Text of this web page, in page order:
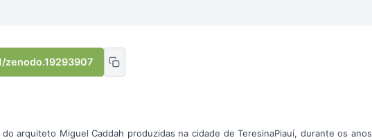
zenodo.19293907
arquiteto Miguel Caddah produzidas na cidade de TeresinaPiauí, durante os anos